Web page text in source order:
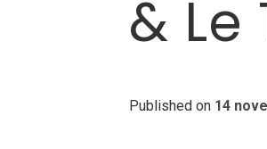
&
Published on 14